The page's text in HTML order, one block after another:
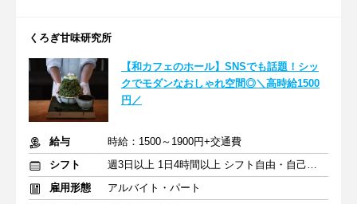
くろぎ甘味研究所
【和カフェのホール】SNSでも話題！シッ
クでモダンなおしゃれ空間◎＼高時給1500
円／
給与
時給：1500～1900円+交通費
シフト
週3日以上 1日4時間以上 シフト自由・自己申告
雇用形態
アルバイト・パート